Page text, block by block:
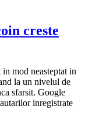
creste
mod neasteptat in
la un nivelul de
sfarsit. Google
inregistrate